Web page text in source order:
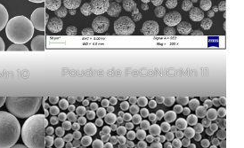
10 Poudre de FeCoNiCrMn 11